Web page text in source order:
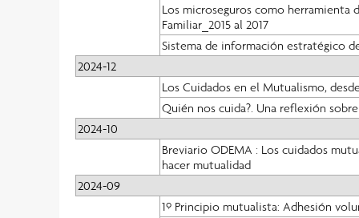
Los microseguros como herramienta
Familiar_2015 al 2017
Sistema de información estratégico
2024-12
Los Cuidados en el Mutualismo,
Quién nos cuida?. Una reflexión
2024-10
Breviario ODEMA : Los cuidados
hacer mutualidad
2024-09
1º Principio mutualista: Adhesión